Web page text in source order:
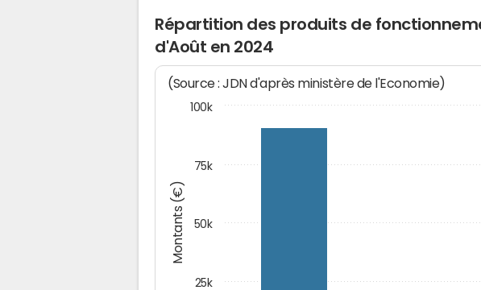
Répartition des produits de
d'Août en 2024
Montants (€)
(Source : JDN d'après ministère de l'Economie)
100k
25k
50k
75k